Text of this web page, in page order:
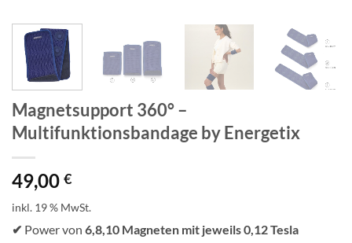
Magnetsupport 360° –
Multifunktionsbandage by Energetix
49,00 €
inkl. 19 % MwSt.
✔ Power von 6,8,10 Magneten mit jeweils 0,12 Tesla